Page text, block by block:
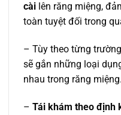
cài lên răng miệng,
toàn tuyệt đối trong
– Tùy theo từng
sẽ gắn những loại
nhau trong răng miệng.
– Tái khám theo định